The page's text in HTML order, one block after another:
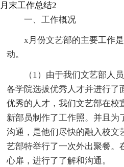
月末工作总结2
一、工作概况
x月份文艺部的主要工作
动。
（1）由于我们文艺部人
各学院选拔优秀人才并进行了
优秀的人才，我们文艺部在校
新部员制作了工作照。并且为
沟通，是他们尽快的融入校文
艺部特举行了一次外出聚餐。
心扉，进行了了解和沟通。